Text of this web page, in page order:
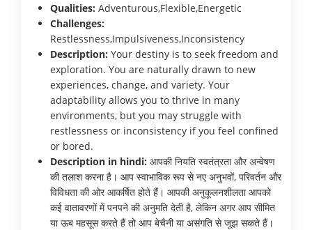
Qualities: Adventurous,Flexible,Energetic
Challenges:
Restlessness,Impulsiveness,Inconsistency
Description: Your destiny is to seek freedom and
exploration. You are naturally drawn to new
experiences, change, and variety. Your
adaptability allows you to thrive in many
environments, but you may struggle with
restlessness or inconsistency if you feel confined
or bored.
Description in hindi: आपकी नियति स्वतंत्रता और अन्वेषण
की तलाश करना है। आप स्वाभाविक रूप से नए अनुभवों, परिवर्तन और
विविधता की ओर आकर्षित होते हैं। आपकी अनुकूलनशीलता आपको
कई वातावरणों में पनपने की अनुमति देती है, लेकिन अगर आप सीमित
या ऊब महसूस करते हैं तो आप बेचैनी या असंगति से जूझ सकते हैं।